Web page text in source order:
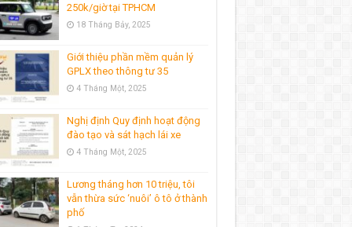
250k/giờ tại TPHCM
18 Tháng Bảy, 2025
Giới thiệu phần mềm quản lý
GPLX theo thông tư 35
4 Tháng Một, 2025
Nghị định Quy định hoạt động
đào tạo và sát hạch lái xe
4 Tháng Một, 2025
Lương tháng hơn 10 triệu, tôi
vẫn thừa sức ‘nuôi’ ô tô ở thành
phố